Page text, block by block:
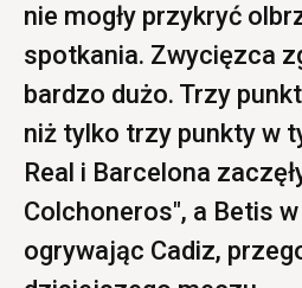
nie mogły przykryć
spotkania. Zwycięzca
bardzo dużo. Trzy
niż tylko trzy punkty w
Real i Barcelona
Colchoneros", a Betis
ogrywając Cadiz,